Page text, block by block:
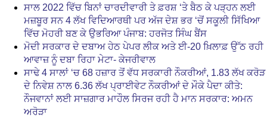
ਸਾਲ 2022 ਵਿੱਚ ਬਿਨਾਂ ਚਾਰਦੀਵਾਰੀ ਤੇ ਫ਼ਰਸ਼ ‘ਤੇ ਬੈਠ ਕੇ ਪੜ੍ਹਨ ਲਈ
ਮਜ਼ਬੂਰ ਸਨ 4 ਲੱਖ ਵਿਦਿਆਰਥੀ ਪਰ ਅੱਜ ਦੇਸ਼ ਭਰ ‘ਚੋਂ ਸਕੂਲੀ ਸਿੱਖਿਆ
ਵਿੱਚ ਮੋਹਰੀ ਬਣ ਕੇ ਉਭਰਿਆ ਪੰਜਾਬ: ਹਰਜੋਤ ਸਿੰਘ ਬੈਂਸ
ਮੋਦੀ ਸਰਕਾਰ ਦੇ ਦਬਾਅ ਹੇਠ ਪੇਪਰ ਲੀਕ ਅਤੇ ਈ-20 ਖ਼ਿਲਾਫ਼ ਉੱਠ ਰਹੀ
ਆਵਾਜ਼ ਨੂੰ ਦਬਾ ਰਿਹਾ ਮੇਟਾ- ਕੇਜਰੀਵਾਲ
ਸਾਢੇ 4 ਸਾਲਾਂ ‘ਚ 68 ਹਜ਼ਾਰ ਤੋਂ ਵੱਧ ਸਰਕਾਰੀ ਨੌਕਰੀਆਂ, 1.83 ਲੱਖ ਕਰੋੜ
ਦੇ ਨਿਵੇਸ਼ ਨਾਲ 6.36 ਲੱਖ ਪ੍ਰਾਈਵੇਟ ਨੌਕਰੀਆਂ ਦੇ ਮੌਕੇ ਪੈਦਾ ਕੀਤੇ:
ਨੌਜਵਾਨਾਂ ਲਈ ਸਾਜ਼ਗਾਰ ਮਾਹੌਲ ਸਿਰਜ ਰਹੀ ਹੈ ਮਾਨ ਸਰਕਾਰ: ਅਮਨ
ਅਰੋੜਾ